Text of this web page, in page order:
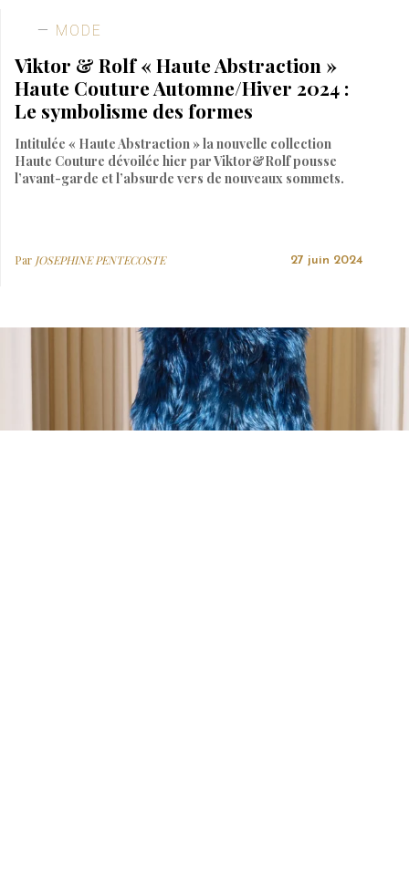
MODE
Viktor & Rolf « Haute Abstraction »
Haute Couture Automne/Hiver 2024 :
Le symbolisme des formes
Intitulée « Haute Abstraction » la nouvelle collection
Haute Couture dévoilée hier par Viktor&Rolf pousse
l’avant-garde et l’absurde vers de nouveaux sommets.
Par JOSEPHINE PENTECOSTE 27 juin 2024